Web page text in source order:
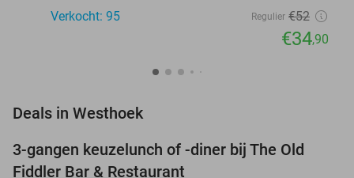
Verkocht: 95
Regulier €52
€34,90
Deals in Westhoek
3-gangen keuzelunch of -diner bij The Old
Fiddler Bar & Restaurant